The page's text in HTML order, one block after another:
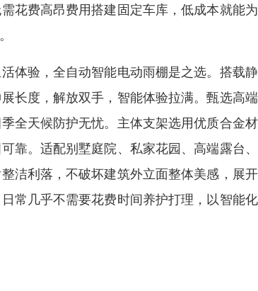
花费高昂费用搭建固定车库，低成本就能
体验，全自动智能电动雨棚是之选。搭载
长度，解放双手，智能体验拉满。甄选高
全天候防护无忧。主体支架选用优质合金
靠。适配别墅庭院、私家花园、高端露台
洁利落，不破坏建筑外立面整体美感，展
常几乎不需要花费时间养护打理，以智能